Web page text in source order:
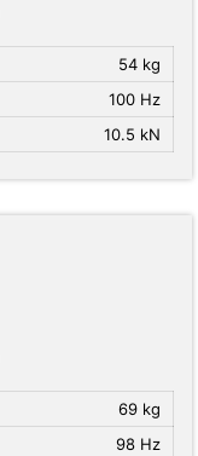
54 kg
100 Hz
10.5 kN
69 kg
98 Hz